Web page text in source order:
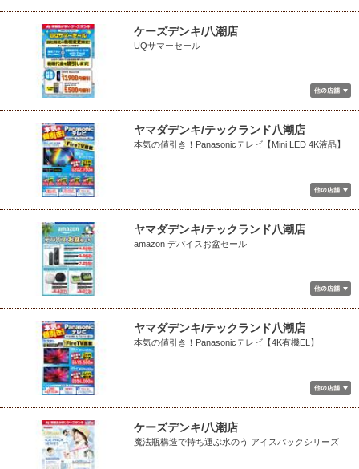
ケーズデンキ/八潮店
UQサマーセール
ヤマダデンキ/テックランド八潮店
本気の値引き！Panasonicテレビ【Mini LED 4K液晶】
ヤマダデンキ/テックランド八潮店
amazon デバイスお盆セール
ヤマダデンキ/テックランド八潮店
本気の値引き！Panasonicテレビ【4K有機EL】
ケーズデンキ/八潮店
魔法瓶構造で持ち運ぶ氷のう アイスパックシリーズ